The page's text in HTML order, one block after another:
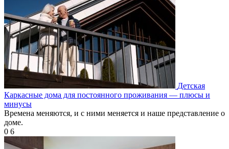
Детская
Каркасные дома для постоянного проживания — плюсы и
минусы
Времена меняются, и с ними меняется и наше представление о
доме.
0 6